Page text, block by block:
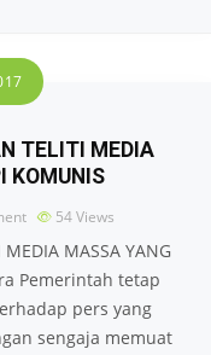
TELITI MEDIA
KOMUNIS
54Views
MASSA YANG
Pemerintah tetap
pers yang
sengaja memuat